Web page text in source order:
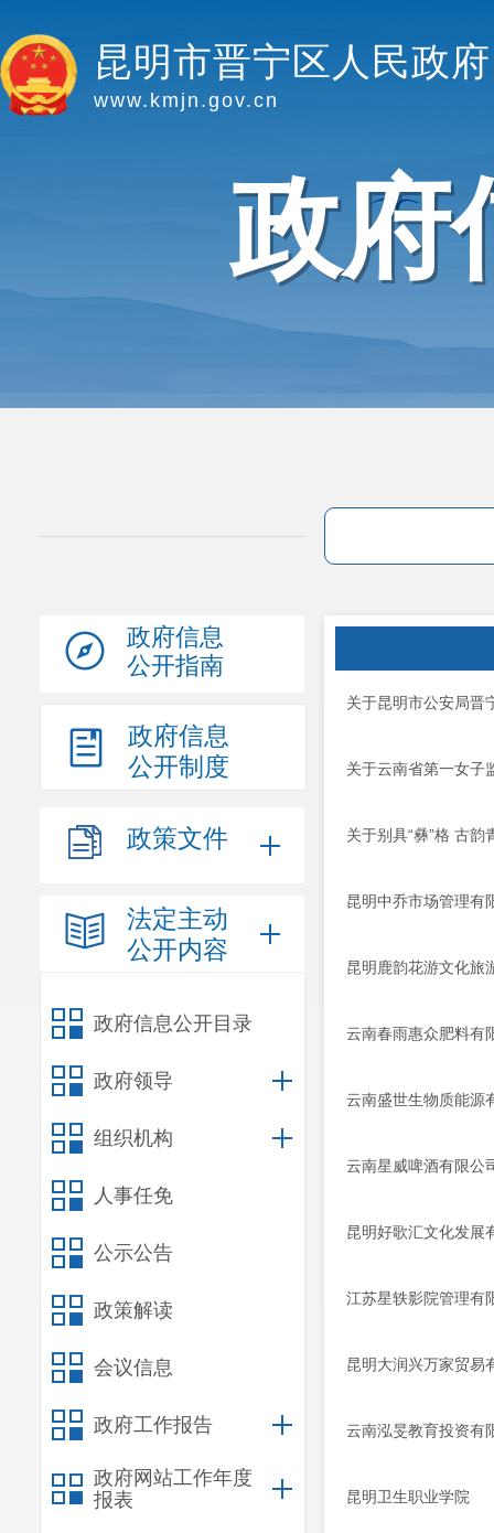
昆明市晋宁区人民政府
www.kmjn.gov.cn
政府
政府信息
公开指南
政府信息
公开制度
政策文件
法定主动
公开内容
政府信息公开目录
政府领导
组织机构
人事任免
公示公告
政策解读
会议信息
政府工作报告
政府网站工作年度
报表
关于昆明市公安局晋
关于云南省第一女子
关于别具“彝”格 古
昆明中乔市场管理有
昆明鹿韵花游文化旅
云南春雨惠众肥料有
云南盛世生物质能源
云南星威啤酒有限公
昆明好歌汇文化发展
江苏星轶影院管理有
昆明大润兴万家贸易
云南泓旻教育投资有
昆明卫生职业学院